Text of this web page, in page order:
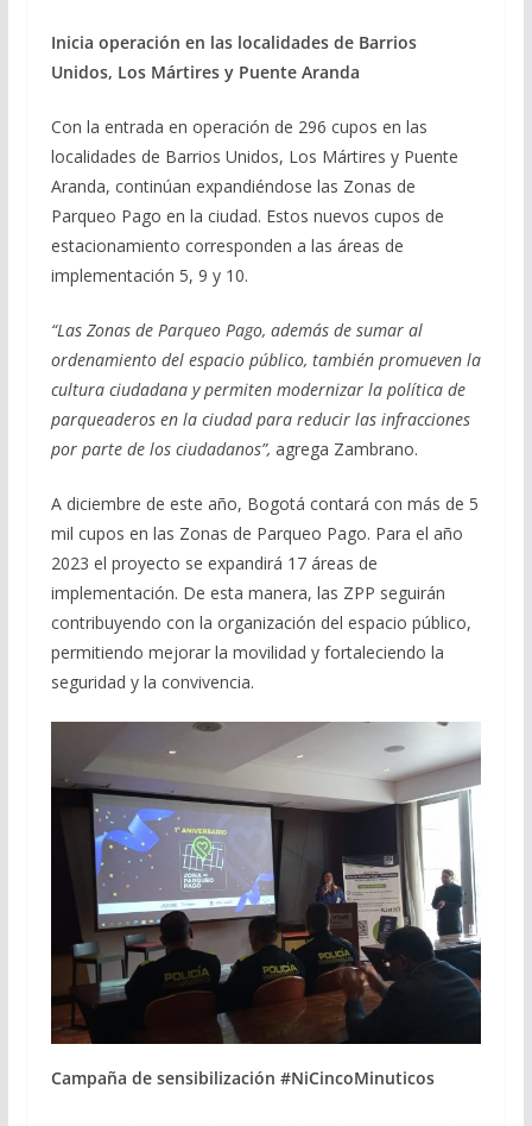
Inicia operación en las localidades de Barrios
Unidos, Los Mártires y Puente Aranda
Con la entrada en operación de 296 cupos en las
localidades de Barrios Unidos, Los Mártires y Puente
Aranda, continúan expandiéndose las Zonas de
Parqueo Pago en la ciudad. Estos nuevos cupos de
estacionamiento corresponden a las áreas de
implementación 5, 9 y 10.
“Las Zonas de Parqueo Pago, además de sumar al
ordenamiento del espacio público, también promueven la
cultura ciudadana y permiten modernizar la política de
parqueaderos en la ciudad para reducir las infracciones
por parte de los ciudadanos”, agrega Zambrano.
A diciembre de este año, Bogotá contará con más de 5
mil cupos en las Zonas de Parqueo Pago. Para el año
2023 el proyecto se expandirá 17 áreas de
implementación. De esta manera, las ZPP seguirán
contribuyendo con la organización del espacio público,
permitiendo mejorar la movilidad y fortaleciendo la
seguridad y la convivencia.
Campaña de sensibilización #NiCincoMinuticos